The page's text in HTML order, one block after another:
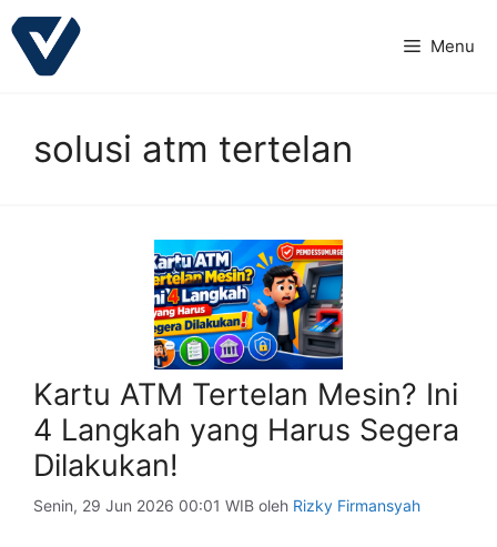
Langsung
ke
Menu
solusi atm tertelan
Kartu ATM Tertelan Mesin? Ini
4 Langkah yang Harus Segera
Dilakukan!
Senin, 29 Jun 2026 00:01 WIB oleh Rizky Firmansyah